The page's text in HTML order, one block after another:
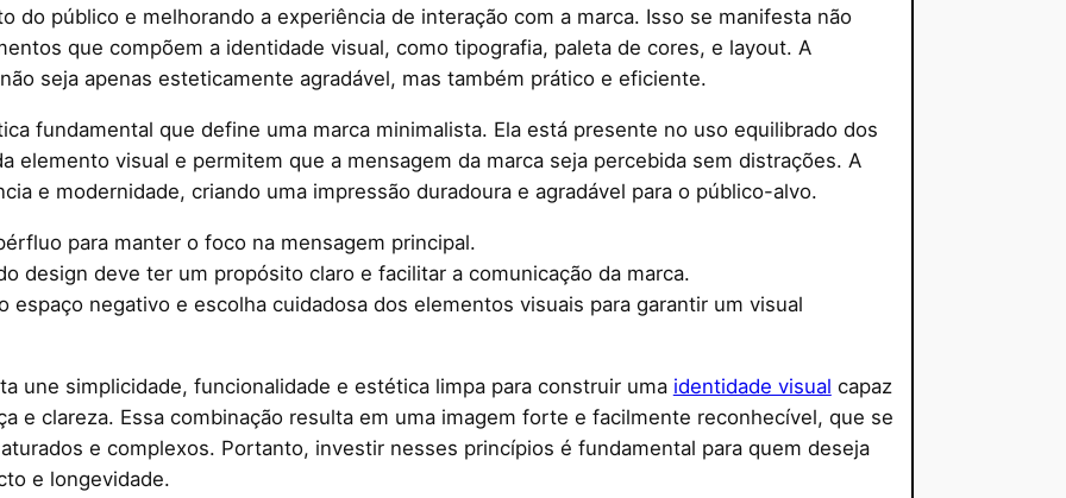
do público e melhorando a experiência de interação com a marca. Isso se manifesta não
que compõem a identidade visual, como tipografia, paleta de cores, e layout. A
seja apenas esteticamente agradável, mas também prático e eficiente.
fundamental que define uma marca minimalista. Ela está presente no uso equilibrado dos
elemento visual e permitem que a mensagem da marca seja percebida sem distrações. A
e modernidade, criando uma impressão duradoura e agradável para o público-alvo.
para manter o foco na mensagem principal.
design deve ter um propósito claro e facilitar a comunicação da marca.
negativo e escolha cuidadosa dos elementos visuais para garantir um visual
une simplicidade, funcionalidade e estética limpa para construir uma identidade visual capaz
e clareza. Essa combinação resulta em uma imagem forte e facilmente reconhecível, que se
e complexos. Portanto, investir nesses princípios é fundamental para quem deseja
e longevidade.